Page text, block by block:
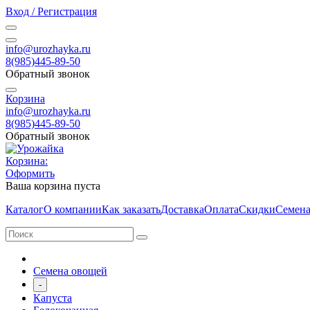
Вход / Регистрация
info@urozhayka.ru
8(985)445-89-50
Обратный звонок
Корзина
info@urozhayka.ru
8(985)445-89-50
Обратный звонок
Корзина:
Оформить
Ваша корзина пуста
КаталогО компанииКак заказатьДоставкаОплатаСкидки
Семена овощей
-
Капуста